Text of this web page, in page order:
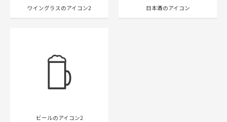
ワイングラスのアイコン2 日本酒のアイコン
ビールのアイコン2